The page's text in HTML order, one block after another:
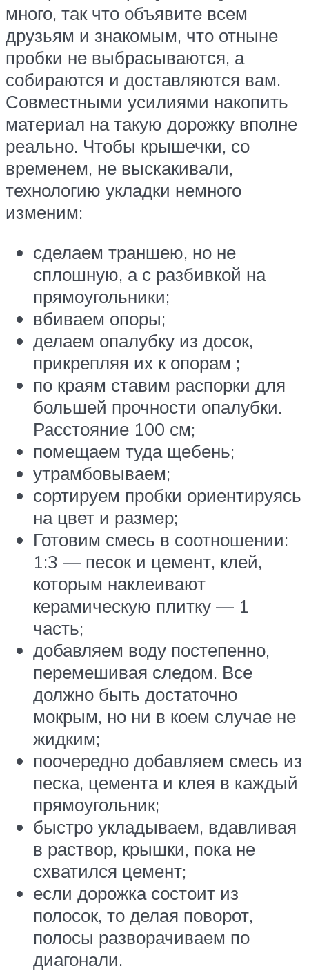
много, так что объявите всем
друзьям и знакомым, что отныне
пробки не выбрасываются, а
собираются и доставляются вам.
Совместными усилиями накопить
материал на такую дорожку вполне
реально. Чтобы крышечки, со
временем, не выскакивали,
технологию укладки немного
изменим:
сделаем траншею, но не
сплошную, а с разбивкой на
прямоугольники;
вбиваем опоры;
делаем опалубку из досок,
прикрепляя их к опорам ;
по краям ставим распорки для
большей прочности опалубки.
Расстояние 100 см;
помещаем туда щебень;
утрамбовываем;
сортируем пробки ориентируясь
на цвет и размер;
Готовим смесь в соотношении:
1:3 — песок и цемент, клей,
которым наклеивают
керамическую плитку — 1
часть;
добавляем воду постепенно,
перемешивая следом. Все
должно быть достаточно
мокрым, но ни в коем случае не
жидким;
поочередно добавляем смесь из
песка, цемента и клея в каждый
прямоугольник;
быстро укладываем, вдавливая
в раствор, крышки, пока не
схватился цемент;
если дорожка состоит из
полосок, то делая поворот,
полосы разворачиваем по
диагонали.